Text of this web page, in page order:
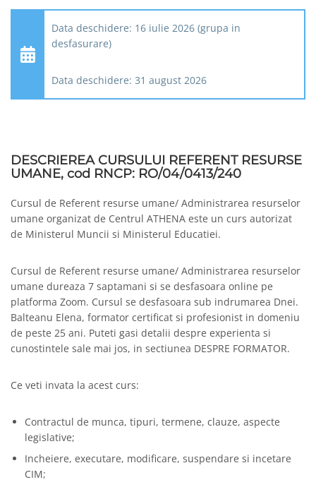
Data deschidere: 16 iulie 2026 (grupa in
desfasurare)
Data deschidere: 31 august 2026
DESCRIEREA CURSULUI REFERENT RESURSE
UMANE, cod RNCP: RO/04/0413/240
Cursul de Referent resurse umane/ Administrarea resurselor
umane organizat de Centrul ATHENA este un curs autorizat
de Ministerul Muncii si Ministerul Educatiei.
Cursul de Referent resurse umane/ Administrarea resurselor
umane dureaza 7 saptamani si se desfasoara online pe
platforma Zoom. Cursul se desfasoara sub indrumarea Dnei.
Balteanu Elena, formator certificat si profesionist in domeniu
de peste 25 ani. Puteti gasi detalii despre experienta si
cunostintele sale mai jos, in sectiunea DESPRE FORMATOR.
Ce veti invata la acest curs:
Contractul de munca, tipuri, termene, clauze, aspecte
legislative;
Incheiere, executare, modificare, suspendare si incetare
CIM;